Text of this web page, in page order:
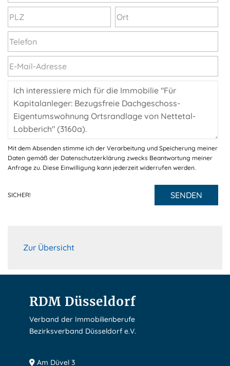
Mit dem Absenden stimme ich der Verarbeitung und Speicherung meiner
Daten gemäß der Datenschutzerklärung zwecks Beantwortung meiner
Anfrage zu. Diese Einwilligung kann jederzeit widerrufen werden.
SICHER! SENDEN
Zur Übersicht
RDM Düsseldorf
Verband der Immobilienberufe
Bezirksverband Düsseldorf e.V.
Am Düvel 3